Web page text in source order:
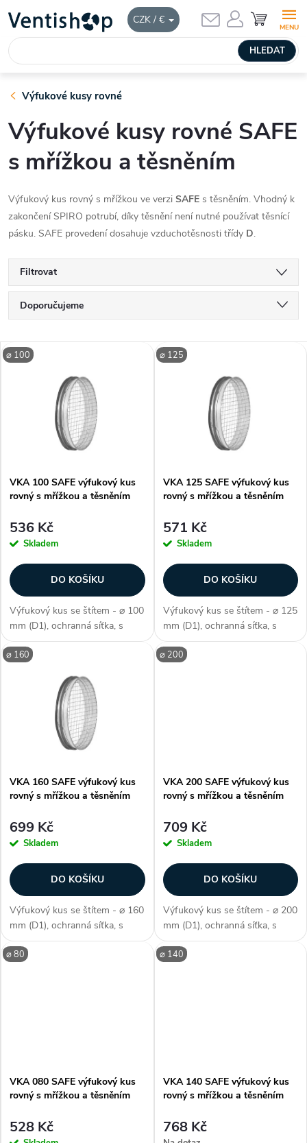
CZK / €
obsah
HLEDAT
NÁKUPNÍ
KOŠÍK
Výfukové kusy rovné
Výfukové kusy rovné SAFE
s mřížkou a těsněním
Výfukový kus rovný s mřížkou ve verzi SAFE s těsněním. Vhodný k
zakončení SPIRO potrubí, díky těsnění není nutné používat těsnící
pásku. SAFE provedení dosahuje vzduchotěsnosti třídy D.
Filtrovat
Ř
a
í
p
r
o
d
u
Doporučujeme
Nejdražší
Nejprodávanější
Abecedně
V
s
p
r
o
d
u
ů
⌀ 100
VKA 100 SAFE výfukový kus
rovný s mřížkou a těsněním
536 Kč
Skladem
DO KOŠÍKU
Výfukový kus se štítem - ⌀ 100
mm (D1), ochranná síťka, s
těsněním SAFE, délka 40 mm
(L2), k zakončení větracího i
vzduchotěsnost třídy D, délka
⌀ 125
VKA 125 SAFE výfukový kus
rovný s mřížkou a těsněním
571 Kč
Skladem
DO KOŠÍKU
Výfukový kus se štítem - ⌀ 125
mm (D1), ochranná síťka, s
těsněním SAFE, délka 40 mm
(L2), k zakončení větracího i
⌀ 160
VKA 160 SAFE výfukový kus
rovný s mřížkou a těsněním
699 Kč
Skladem
DO KOŠÍKU
Výfukový kus se štítem - ⌀ 160
mm (D1), ochranná síťka, s
těsněním SAFE, délka 40 mm
(L2), k zakončení větracího i
⌀ 200
VKA 200 SAFE výfukový kus
rovný s mřížkou a těsněním
709 Kč
Skladem
DO KOŠÍKU
Výfukový kus se štítem - ⌀ 200
mm (D1), ochranná síťka, s
těsněním SAFE, délka 40 mm
(L2), k zakončení větracího i
⌀ 80
VKA 080 SAFE výfukový kus
rovný s mřížkou a těsněním
528 Kč
⌀ 140
VKA 140 SAFE výfukový kus
rovný s mřížkou a těsněním
768 Kč